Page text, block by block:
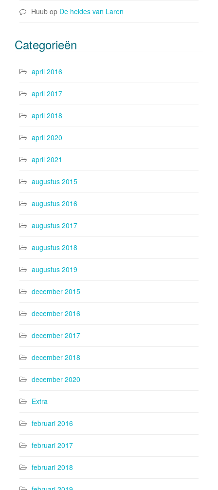
Huub op De heides van Laren
Categorieën
april 2016
april 2017
april 2018
april 2020
april 2021
augustus 2015
augustus 2016
augustus 2017
augustus 2018
augustus 2019
december 2015
december 2016
december 2017
december 2018
december 2020
Extra
februari 2016
februari 2017
februari 2018